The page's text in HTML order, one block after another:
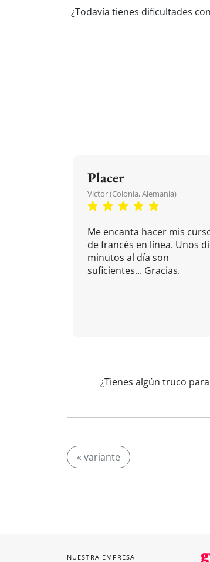
¿Todavía tienes dificultades
Placer
Victor (Colonia, Alemania)
Me encanta hacer mis
de francés en línea. Unos
minutos al día son
suficientes... Gracias.
¿Tienes algún truco
« variante
NUESTRA EMPRESA